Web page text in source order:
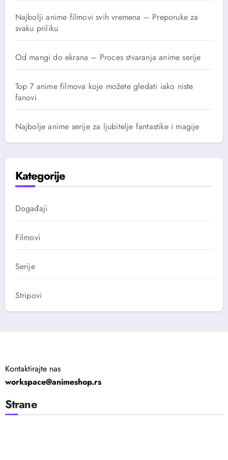
Najbolji anime filmovi svih vremena – Preporuke za
svaku priliku
Od mangi do ekrana – Proces stvaranja anime serije
Top 7 anime filmova koje možete gledati iako niste
fanovi
Najbolje anime serije za ljubitelje fantastike i magije
Kategorije
Događaji
Filmovi
Serije
Stripovi
Kontaktirajte nas
workspace@animeshop.rs
Strane